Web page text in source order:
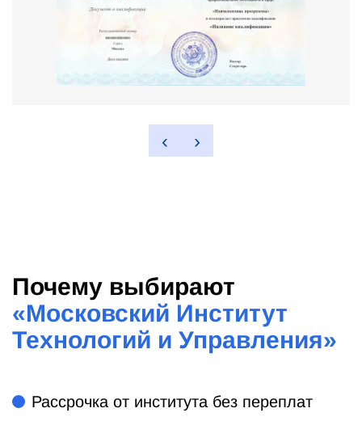
‹ ›
Почему выбирают
«Московский Институт
Технологий и Управления»
Рассрочка от института без переплат